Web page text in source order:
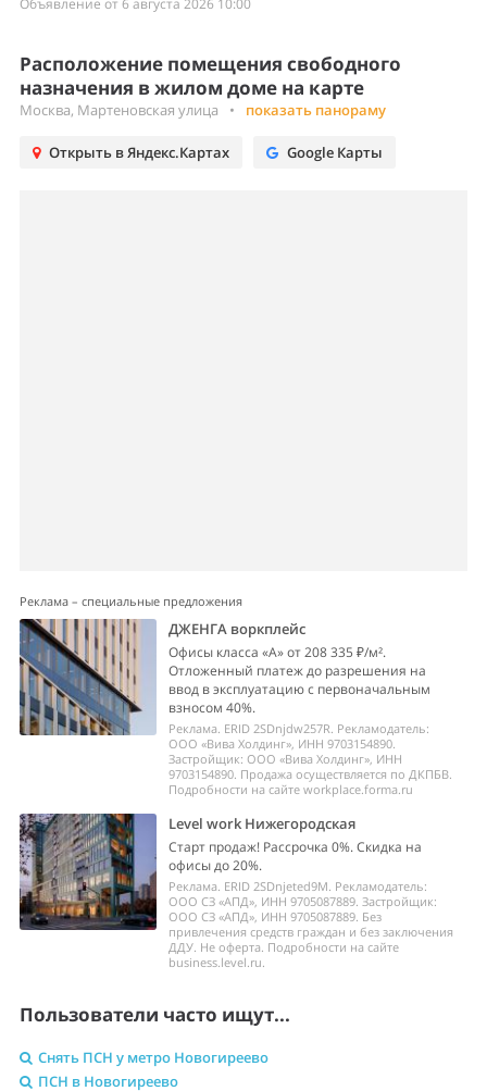
Объявление от 6 августа 2026 10:00
Расположение помещения свободного
назначения в жилом доме на карте
Москва, Мартеновская улица • показать панораму
Открыть в Яндекс.Картах Google Карты
Реклама – специальные предложения
ДЖЕНГА воркплейс
Офисы класса «А» от 208 335 ₽/м².
Отложенный платеж до разрешения на
ввод в эксплуатацию с первоначальным
взносом 40%.
Реклама. ERID 2SDnjdw257R. Рекламодатель:
ООО «Вива Холдинг», ИНН 9703154890.
Застройщик: ООО «Вива Холдинг», ИНН
9703154890. Продажа осуществляется по ДКПБВ.
Подробности на сайте workplace.forma.ru
Level work Нижегородская
Старт продаж! Рассрочка 0%. Скидка на
офисы до 20%.
Реклама. ERID 2SDnjeted9M. Рекламодатель:
ООО СЗ «АПД», ИНН 9705087889. Застройщик:
ООО СЗ «АПД», ИНН 9705087889. Без
привлечения средств граждан и без заключения
ДДУ. Не оферта. Подробности на сайте
business.level.ru.
Пользователи часто ищут...
Снять ПСН у метро Новогиреево
ПСН в Новогиреево